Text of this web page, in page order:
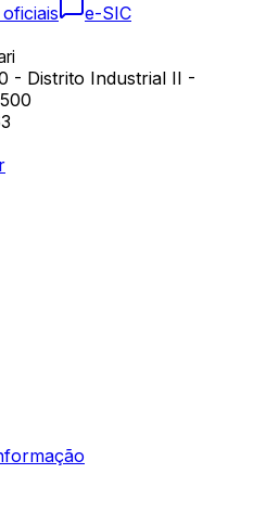
e-SIC
- Distrito Industrial II -